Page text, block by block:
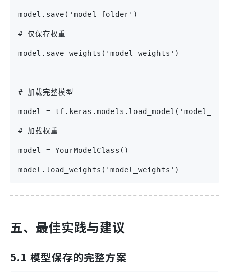
model.save('model_folder')
# 仅保存权重
model.save_weights('model_weights')
# 加载完整模型
model =
# 加载权重
model = YourModelClass()
model.load_weights('model_weights')
五、最佳实践与建议
5.1 模型保存的完整方案